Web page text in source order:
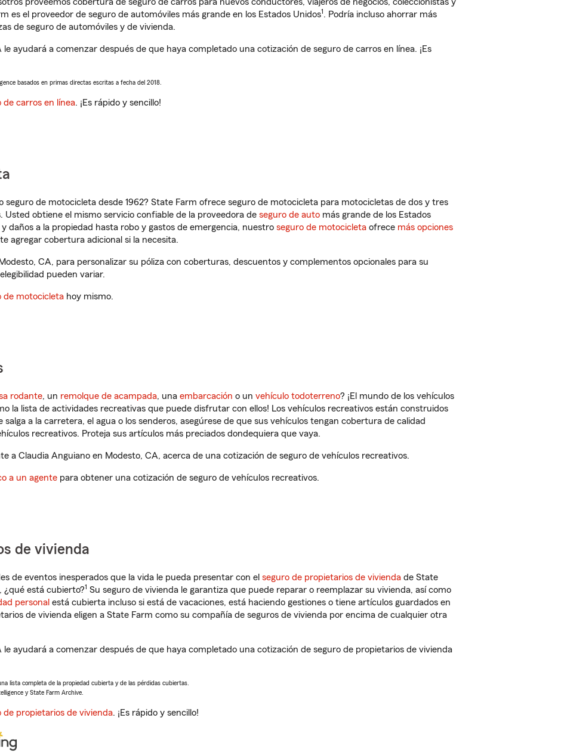
es el proveedor de seguro de automóviles más grande en los Estados Unidos1. Podría incluso ahorrar más
de seguro de automóviles y de vivienda.
ayudará a comenzar después de que haya completado una cotización de seguro de carros en línea. ¡Es
basados en primas directas escritas a fecha del 2018.
de carros en línea. ¡Es rápido y sencillo!
seguro de motocicleta desde 1962? State Farm ofrece seguro de motocicleta para motocicletas de dos y tres
obtiene el mismo servicio confiable de la proveedora de seguro de auto más grande de los Estados
daños a la propiedad hasta robo y gastos de emergencia, nuestro seguro de motocicleta ofrece más opciones
agregar cobertura adicional si la necesita.
CA, para personalizar su póliza con coberturas, descuentos y complementos opcionales para su
pueden variar.
de motocicleta hoy mismo.
rodante, un remolque de acampada, una embarcación o un vehículo todoterreno? ¡El mundo de los vehículos
la lista de actividades recreativas que puede disfrutar con ellos! Los vehículos recreativos están construidos
a la carretera, el agua o los senderos, asegúrese de que sus vehículos tengan cobertura de calidad
recreativos. Proteja sus artículos más preciados dondequiera que vaya.
a Claudia Anguiano en Modesto, CA, acerca de una cotización de seguro de vehículos recreativos.
a un agente para obtener una cotización de seguro de vehículos recreativos.
de vivienda
de eventos inesperados que la vida le pueda presentar con el seguro de propietarios de vivienda de State
¿qué está cubierto?1 Su seguro de vivienda le garantiza que puede reparar o reemplazar su vivienda, así como
personal está cubierta incluso si está de vacaciones, está haciendo gestiones o tiene artículos guardados en
de vivienda eligen a State Farm como su compañía de seguros de vivienda por encima de cualquier otra
ayudará a comenzar después de que haya completado una cotización de seguro de propietarios de vivienda
lista completa de la propiedad cubierta y de las pérdidas cubiertas.
y State Farm Archive.
de propietarios de vivienda. ¡Es rápido y sencillo!